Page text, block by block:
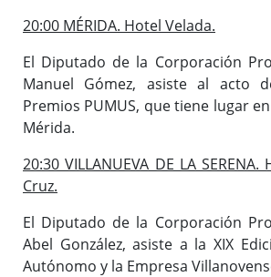
20:00 MÉRIDA. Hotel Velada.
El Diputado de la Corporación
Manuel Gómez, asiste al acto
Premios PUMUS, que tiene lugar
Mérida.
20:30 VILLANUEVA DE LA
Cruz.
El Diputado de la Corporación
Abel González, asiste a la XIX
Autónomo y la Empresa